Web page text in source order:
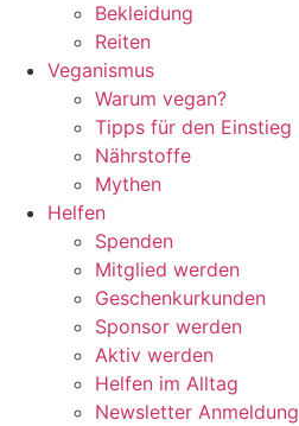
Bekleidung
Reiten
Veganismus
Warum vegan?
Tipps für den Einstieg
Nährstoffe
Mythen
Helfen
Spenden
Mitglied werden
Geschenkurkunden
Sponsor werden
Aktiv werden
Helfen im Alltag
Newsletter Anmeldung